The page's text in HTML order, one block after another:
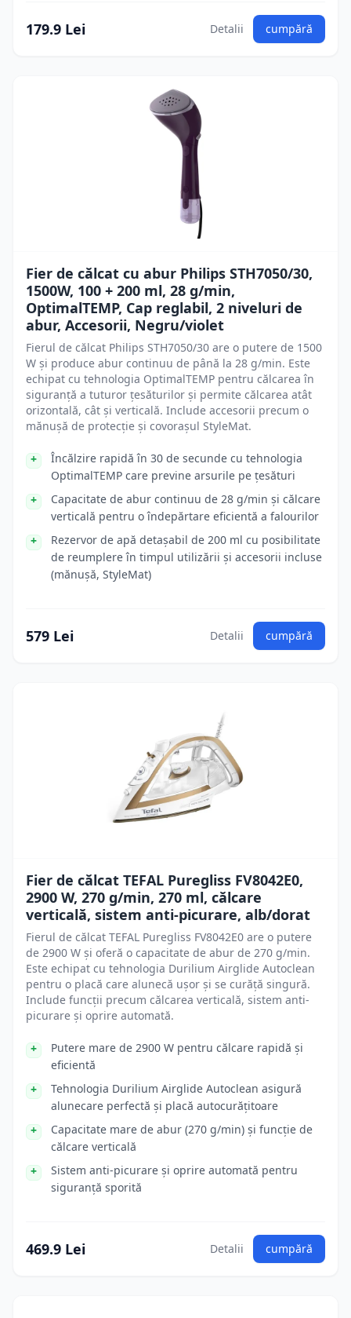
179.9 Lei Detalii cumpără
Fier de călcat cu abur Philips STH7050/30,
1500W, 100 + 200 ml, 28 g/min,
OptimalTEMP, Cap reglabil, 2 niveluri de
abur, Accesorii, Negru/violet
Fierul de călcat Philips STH7050/30 are o putere de 1500
W și produce abur continuu de până la 28 g/min. Este
echipat cu tehnologia OptimalTEMP pentru călcarea în
siguranță a tuturor țesăturilor și permite călcarea atât
orizontală, cât și verticală. Include accesorii precum o
mănușă de protecție și covorașul StyleMat.
Încălzire rapidă în 30 de secunde cu tehnologia
OptimalTEMP care previne arsurile pe țesături
Capacitate de abur continuu de 28 g/min și călcare
verticală pentru o îndepărtare eficientă a falourilor
Rezervor de apă detașabil de 200 ml cu posibilitate
de reumplere în timpul utilizării și accesorii incluse
(mănușă, StyleMat)
579 Lei Detalii cumpără
Fier de călcat TEFAL Puregliss FV8042E0,
2900 W, 270 g/min, 270 ml, călcare
verticală, sistem anti-picurare, alb/dorat
Fierul de călcat TEFAL Puregliss FV8042E0 are o putere
de 2900 W și oferă o capacitate de abur de 270 g/min.
Este echipat cu tehnologia Durilium Airglide Autoclean
pentru o placă care alunecă ușor și se curăță singură.
Include funcții precum călcarea verticală, sistem anti-
picurare și oprire automată.
Putere mare de 2900 W pentru călcare rapidă și
eficientă
Tehnologia Durilium Airglide Autoclean asigură
alunecare perfectă și placă autocurățitoare
Capacitate mare de abur (270 g/min) și funcție de
călcare verticală
Sistem anti-picurare și oprire automată pentru
siguranță sporită
469.9 Lei Detalii cumpără